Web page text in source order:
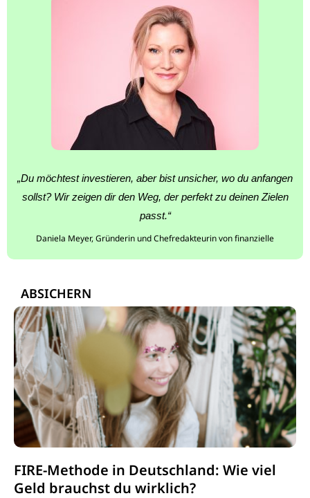
„Du möchtest investieren, aber bist unsicher, wo du anfangen
sollst? Wir zeigen dir den Weg, der perfekt zu deinen Zielen
passt.“
Daniela Meyer, Gründerin und Chefredakteurin von finanzielle
ABSICHERN
FIRE-Methode in Deutschland: Wie viel
Geld brauchst du wirklich?